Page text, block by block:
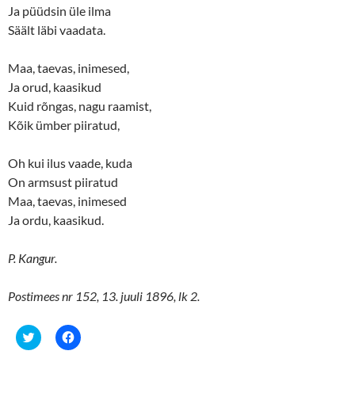
Ja püüdsin üle ilma
Säält läbi vaadata.
Maa, taevas, inimesed,
Ja orud, kaasikud
Kuid rõngas, nagu raamist,
Kõik ümber piiratud,
Oh kui ilus vaade, kuda
On armsust piiratud
Maa, taevas, inimesed
Ja ordu, kaasikud.
P. Kangur.
Postimees nr 152, 13. juuli 1896, lk 2.
C
l
C
l